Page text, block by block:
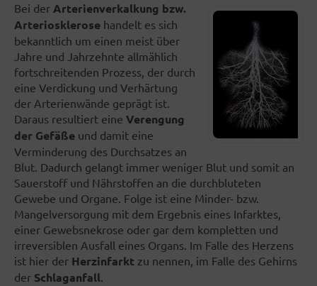
Bei der Arterienverkalkung bzw.
Arteriosklerose handelt es sich
bekanntlich um einen meist über
Jahre und Jahrzehnte allmählich
fortschreitenden Prozess, der durch
eine Verdickung und Verhärtung
der Arterienwände geprägt ist.
Daraus resultiert eine Verengung
der Gefäße und damit eine
Verminderung des Durchsatzes an
Blut. Dadurch gelangt immer weniger Blut und somit an
Sauerstoff und Nährstoffen an die durchbluteten
Gewebe und Organe. Folge ist eine Minder- bzw.
Mangelversorgung mit dem Ergebnis eines Infarktes,
einer Gewebsnekrose oder gar dem kompletten und
irreversiblen Ausfall eines Organs. Im Falle des Herzens
ist hier der Herzinfarkt zu nennen, im Falle des Gehirns
der Schlaganfall.